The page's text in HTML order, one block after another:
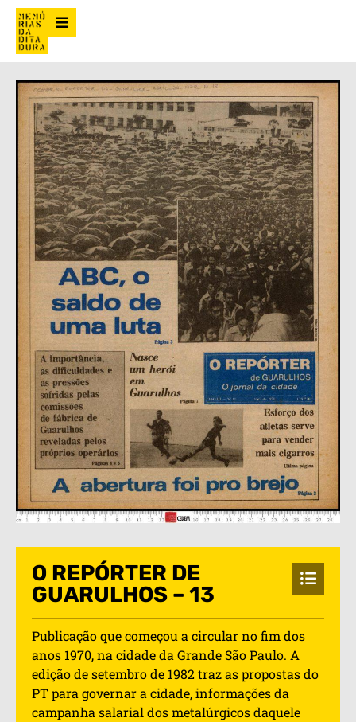
O REPÓRTER DE
GUARULHOS – 13
Publicação que começou a circular no fim dos
anos 1970, na cidade da Grande São Paulo. A
edição de setembro de 1982 traz as propostas do
PT para governar a cidade, informações da
campanha salarial dos metalúrgicos daquele